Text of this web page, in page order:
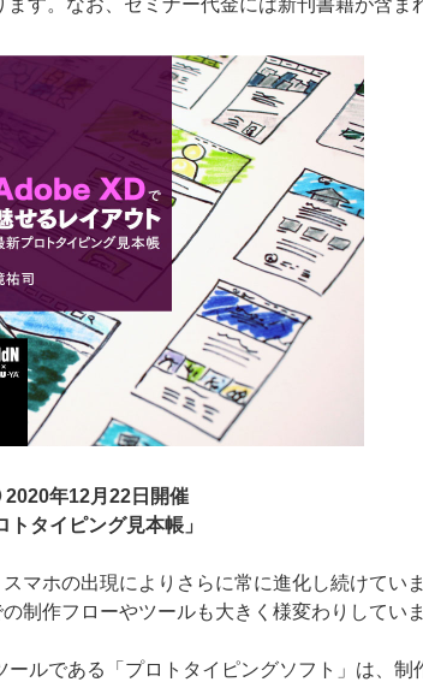
す。なお、セミナー代金には新刊書籍が含ま
年12月22日開催
タイピング見本帳」
マホの出現によりさらに常に進化し続けてい
制作フローやツールも大きく様変わりしていま
ルである「プロトタイピングソフト」は、